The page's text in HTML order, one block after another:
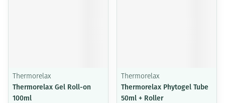
Thermorelax
Thermorelax Gel Roll-on
100ml
Thermorelax
Thermorelax Phytogel Tube
50ml + Roller